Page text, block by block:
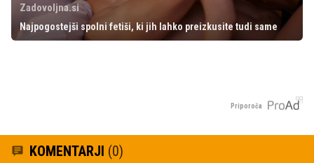
Zadovoljna.si
Najpogostejši spolni fetiši, ki jih lahko preizkusite tudi same
Priporoča
KOMENTARJI (0)